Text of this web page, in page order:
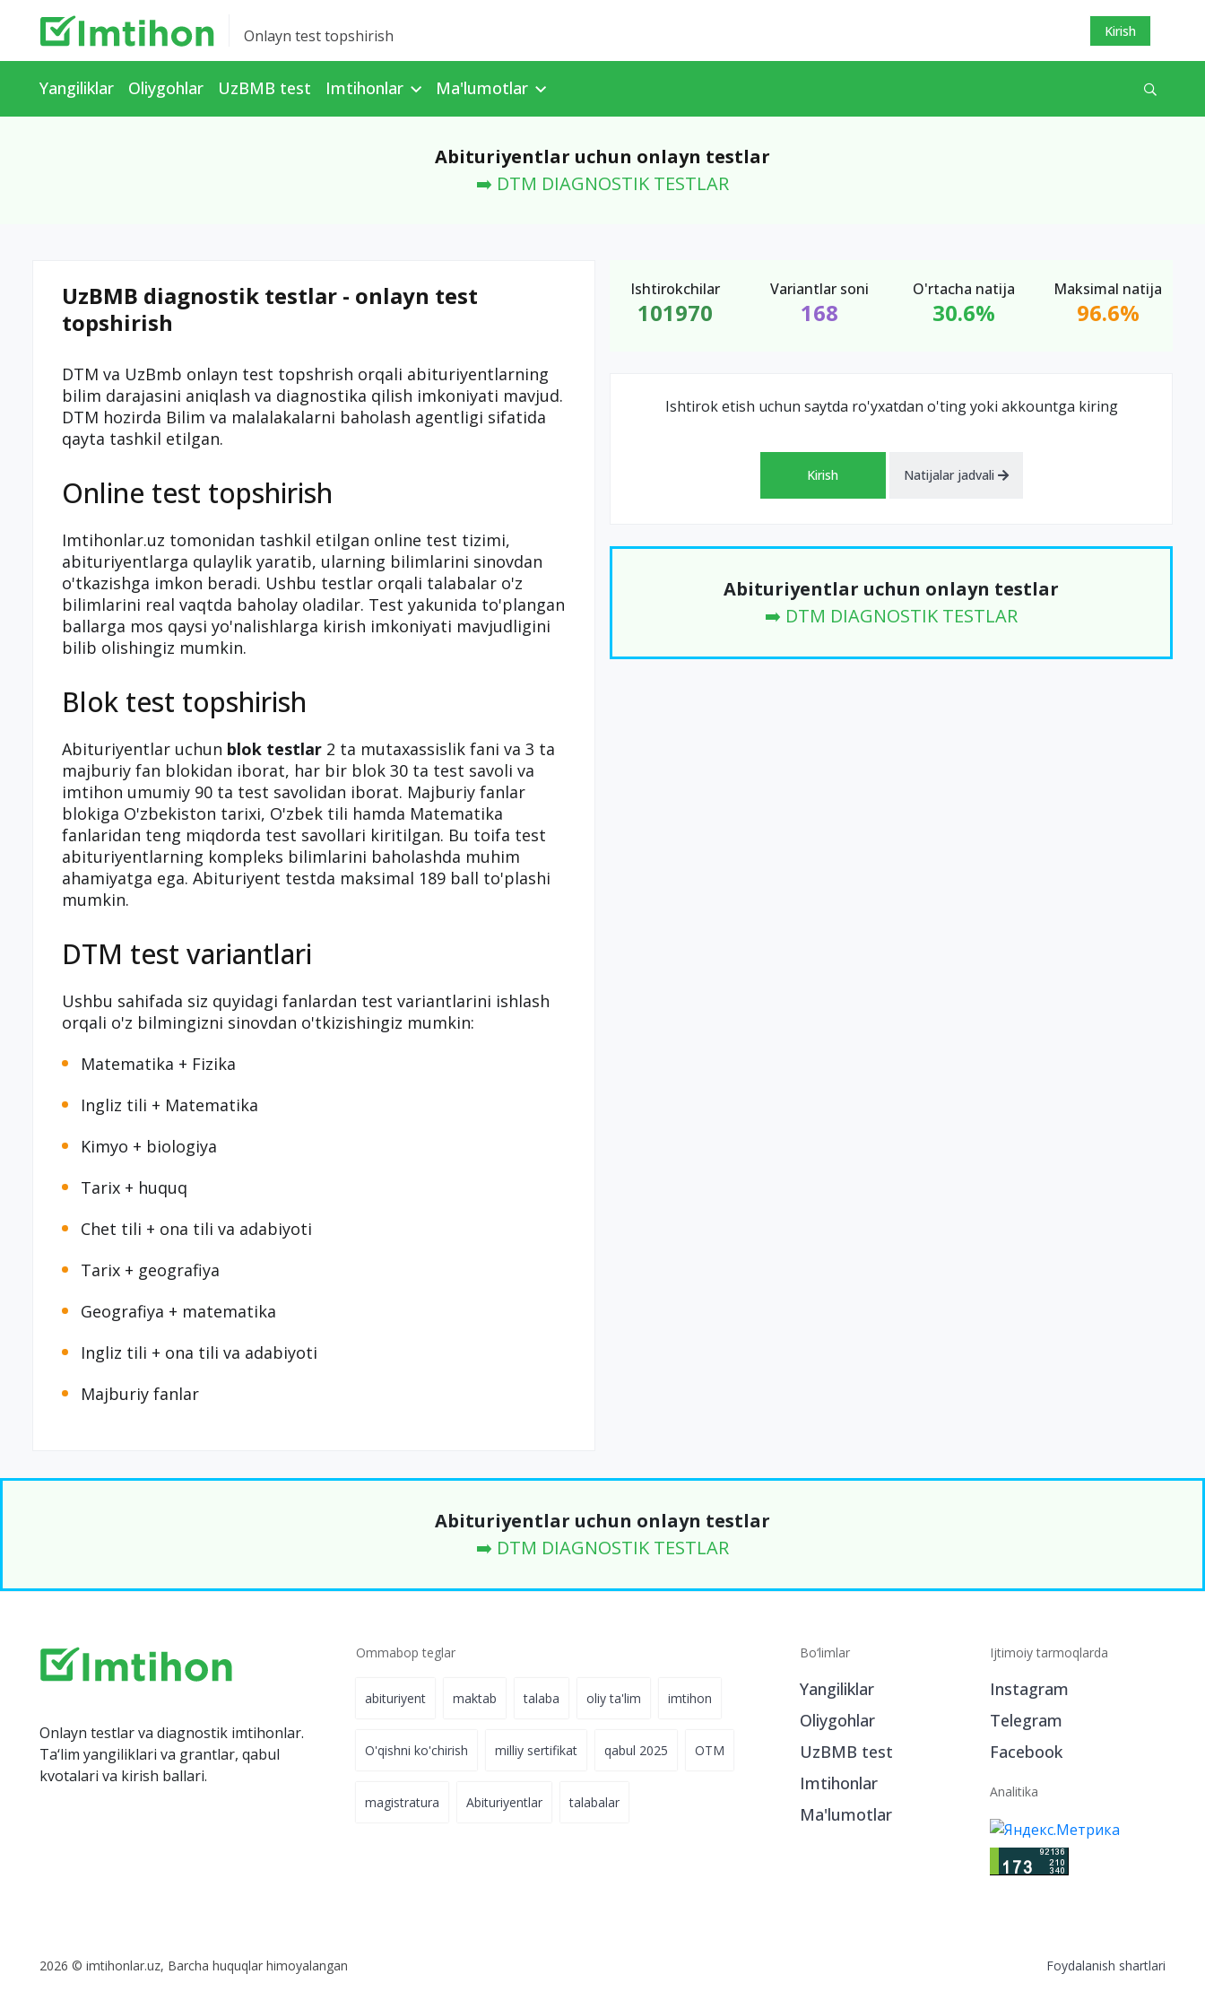
Onlayn test topshirish Kirish
Yangiliklar Oliygohlar UzBMB test Imtihonlar Ma'lumotlar
Abituriyentlar uchun onlayn testlar
➡️ DTM DIAGNOSTIK TESTLAR
UzBMB diagnostik testlar - onlayn test
topshirish
DTM va UzBmb onlayn test topshrish orqali abituriyentlarning
bilim darajasini aniqlash va diagnostika qilish imkoniyati mavjud.
DTM hozirda Bilim va malalakalarni baholash agentligi sifatida
qayta tashkil etilgan.
Online test topshirish
Imtihonlar.uz tomonidan tashkil etilgan online test tizimi,
abituriyentlarga qulaylik yaratib, ularning bilimlarini sinovdan
o'tkazishga imkon beradi. Ushbu testlar orqali talabalar o'z
bilimlarini real vaqtda baholay oladilar. Test yakunida to'plangan
ballarga mos qaysi yo'nalishlarga kirish imkoniyati mavjudligini
bilib olishingiz mumkin.
Blok test topshirish
Abituriyentlar uchun blok testlar 2 ta mutaxassislik fani va 3 ta
majburiy fan blokidan iborat, har bir blok 30 ta test savoli va
imtihon umumiy 90 ta test savolidan iborat. Majburiy fanlar
blokiga O'zbekiston tarixi, O'zbek tili hamda Matematika
fanlaridan teng miqdorda test savollari kiritilgan. Bu toifa test
abituriyentlarning kompleks bilimlarini baholashda muhim
ahamiyatga ega. Abituriyent testda maksimal 189 ball to'plashi
mumkin.
DTM test variantlari
Ushbu sahifada siz quyidagi fanlardan test variantlarini ishlash
orqali o'z bilmingizni sinovdan o'tkizishingiz mumkin:
Matematika + Fizika
Ingliz tili + Matematika
Kimyo + biologiya
Tarix + huquq
Chet tili + ona tili va adabiyoti
Tarix + geografiya
Geografiya + matematika
Ingliz tili + ona tili va adabiyoti
Majburiy fanlar
Ishtirokchilar
101970
Variantlar soni
168
O'rtacha natija
30.6%
Maksimal natija
96.6%
Ishtirok etish uchun saytda ro'yxatdan o'ting yoki akkountga kiring
Kirish Natijalar jadvali
Abituriyentlar uchun onlayn testlar
➡️ DTM DIAGNOSTIK TESTLAR
Abituriyentlar uchun onlayn testlar
➡️ DTM DIAGNOSTIK TESTLAR
Onlayn testlar va diagnostik imtihonlar.
Ta‘lim yangiliklari va grantlar, qabul
kvotalari va kirish ballari.
Ommabop teglar
abituriyent maktab talaba oliy ta'lim imtihon
O'qishni ko'chirish milliy sertifikat qabul 2025 OTM
magistratura Abituriyentlar talabalar
Bo‘limlar
Yangiliklar
Oliygohlar
UzBMB test
Imtihonlar
Ma'lumotlar
Ijtimoiy tarmoqlarda
Instagram
Telegram
Facebook
Analitika
2026 © imtihonlar.uz, Barcha huquqlar himoyalangan Foydalanish shartlari